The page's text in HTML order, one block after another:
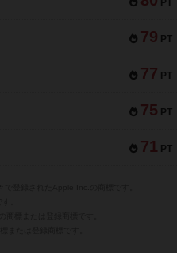
PT
79 PT
77 PT
75 PT
71 PT